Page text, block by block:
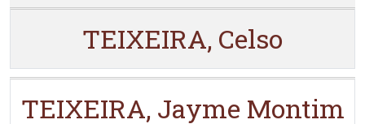
TEIXEIRA, Celso
TEIXEIRA, Jayme Montim